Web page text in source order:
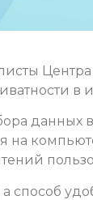
в
данных
на
способ